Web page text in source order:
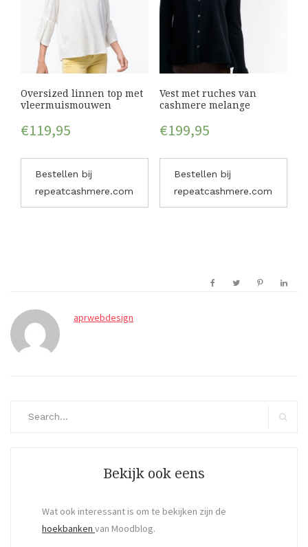
Oversized linnen top met
vleermuismouwen
€119,95
Bestellen bij
repeatcashmere.com
Vest met ruches van
cashmere melange
€199,95
Bestellen bij
repeatcashmere.com
aprwebdesign
Bekijk ook eens
Wat ook interessant is om te bekijken zijn de
hoekbanken van Moodblog.